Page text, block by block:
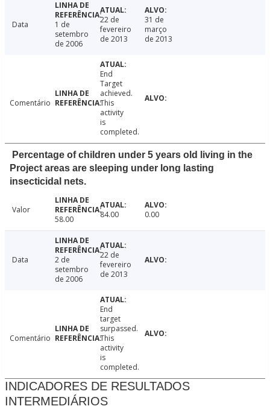
Data
1 de
setembro
de 2006
22 de
fevereiro
de 2013
31 de
março
de 2013
Comentário
End
Target
achieved.
This
activity
is
completed.
Percentage of children under 5 years old living in the
Project areas are sleeping under long lasting
insecticidal nets.
Valor
58.00
84.00 0.00
Data
2 de
setembro
de 2006
22 de
fevereiro
de 2013
Comentário
End
target
surpassed.
This
activity
is
completed.
INDICADORES DE RESULTADOS
INTERMEDIÁRIOS